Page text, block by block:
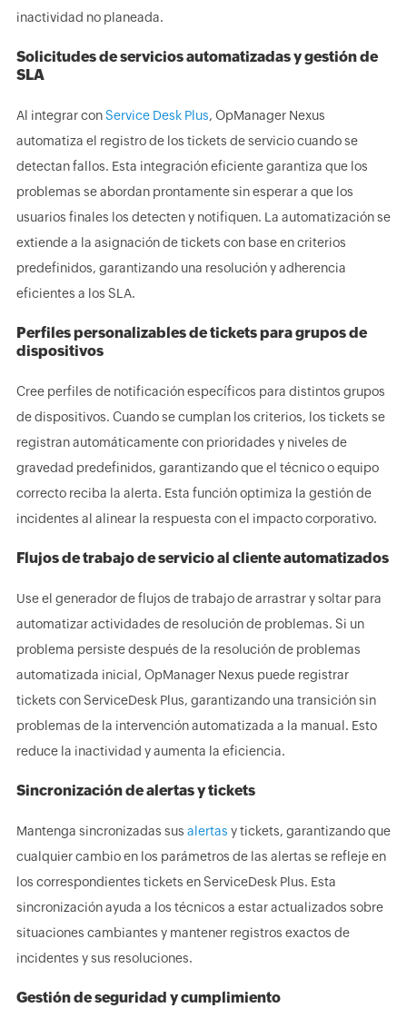
inactividad no planeada.
Solicitudes de servicios automatizadas y gestión de
SLA
Al integrar conService Desk Plus, OpManager Nexus
automatiza el registro de los tickets de servicio cuando se
detectan fallos. Esta integración eficiente garantiza que los
problemas se abordan prontamente sin esperar a que los
usuarios finales los detecten y notifiquen. La automatización se
extiende a la asignación de tickets con base en criterios
predefinidos, garantizando una resolución y adherencia
eficientes a los SLA.
Perfiles personalizables de tickets para grupos de
dispositivos
Cree perfiles de notificación específicos para distintos grupos
de dispositivos. Cuando se cumplan los criterios, los tickets se
registran automáticamente con prioridades y niveles de
gravedad predefinidos, garantizando que el técnico o equipo
correcto reciba la alerta. Esta función optimiza la gestión de
incidentes al alinear la respuesta con el impacto corporativo.
Flujos de trabajo de servicio al cliente automatizados
Use el generador de flujos de trabajo de arrastrar y soltar para
automatizar actividades de resolución de problemas. Si un
problema persiste después de la resolución de problemas
automatizada inicial, OpManager Nexus puede registrar
tickets con ServiceDesk Plus, garantizando una transición sin
problemas de la intervención automatizada a la manual. Esto
reduce la inactividad y aumenta la eficiencia.
Sincronización de alertas y tickets
Mantenga sincronizadas sus alertas y tickets, garantizando que
cualquier cambio en los parámetros de las alertas se refleje en
los correspondientes tickets en ServiceDesk Plus. Esta
sincronización ayuda a los técnicos a estar actualizados sobre
situaciones cambiantes y mantener registros exactos de
incidentes y sus resoluciones.
Gestión de seguridad y cumplimiento